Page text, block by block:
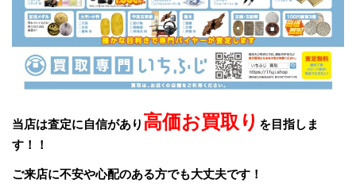
当店は査定に自信があり 高価お買取り を目指しま
す！！
ご来店に不安や心配のある方でも大丈夫です！